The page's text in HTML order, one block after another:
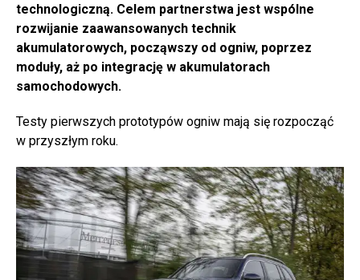
technologiczną. Celem partnerstwa jest wspólne
rozwijanie zaawansowanych technik
akumulatorowych, począwszy od ogniw, poprzez
moduły, aż po integrację w akumulatorach
samochodowych.
Testy pierwszych prototypów ogniw mają się rozpocząć
w przyszłym roku.